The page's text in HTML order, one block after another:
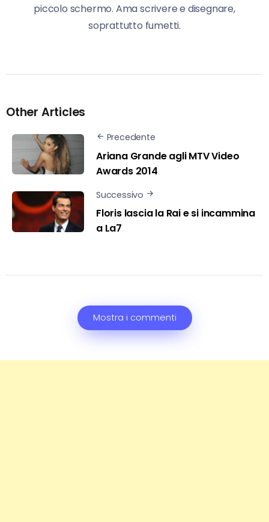
piccolo schermo. Ama scrivere e disegnare,
soprattutto fumetti.
Other Articles
Precedente
Ariana Grande agli MTV Video
Awards 2014
Successivo
Floris lascia la Rai e si incammina
a La7
Mostra i commenti